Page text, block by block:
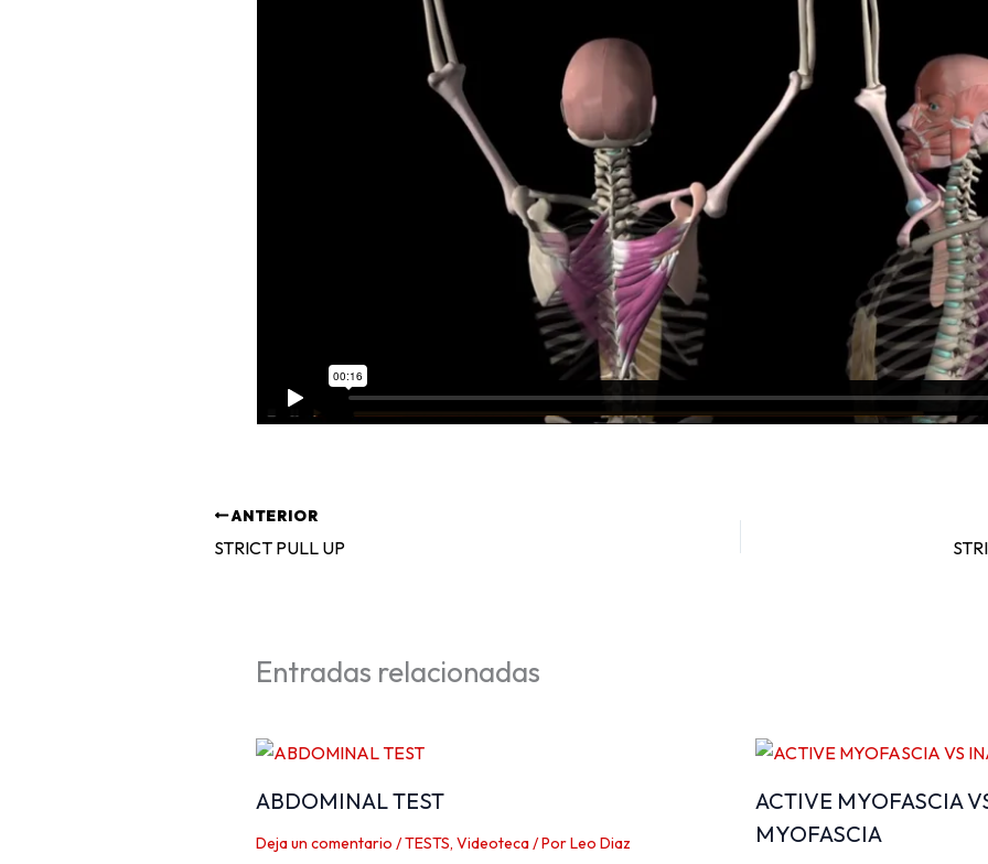
ANTERIOR
STRICT PULL UP
Entradas relacionadas
ABDOMINAL TEST
Deja un comentario /TESTS, Videoteca/ PorLeo Diaz
ACTIVE MYOFASCIA
MYOFASCIA